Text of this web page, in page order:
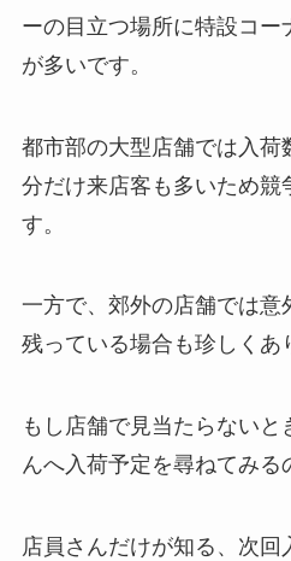
ーの目立つ場所に特設コー
が多いです。
都市部の大型店舗では入荷
分だけ来店客も多いため競
す。
一方で、郊外の店舗では意
残っている場合も珍しくあ
もし店舗で見当たらないと
んへ入荷予定を尋ねてみる
店員さんだけが知る、次回